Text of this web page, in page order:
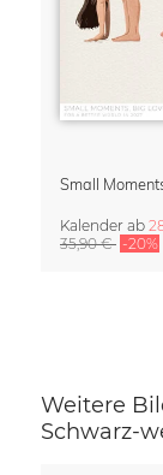
Kalender ab
35,90 € -20%
Weitere
Schwarz-